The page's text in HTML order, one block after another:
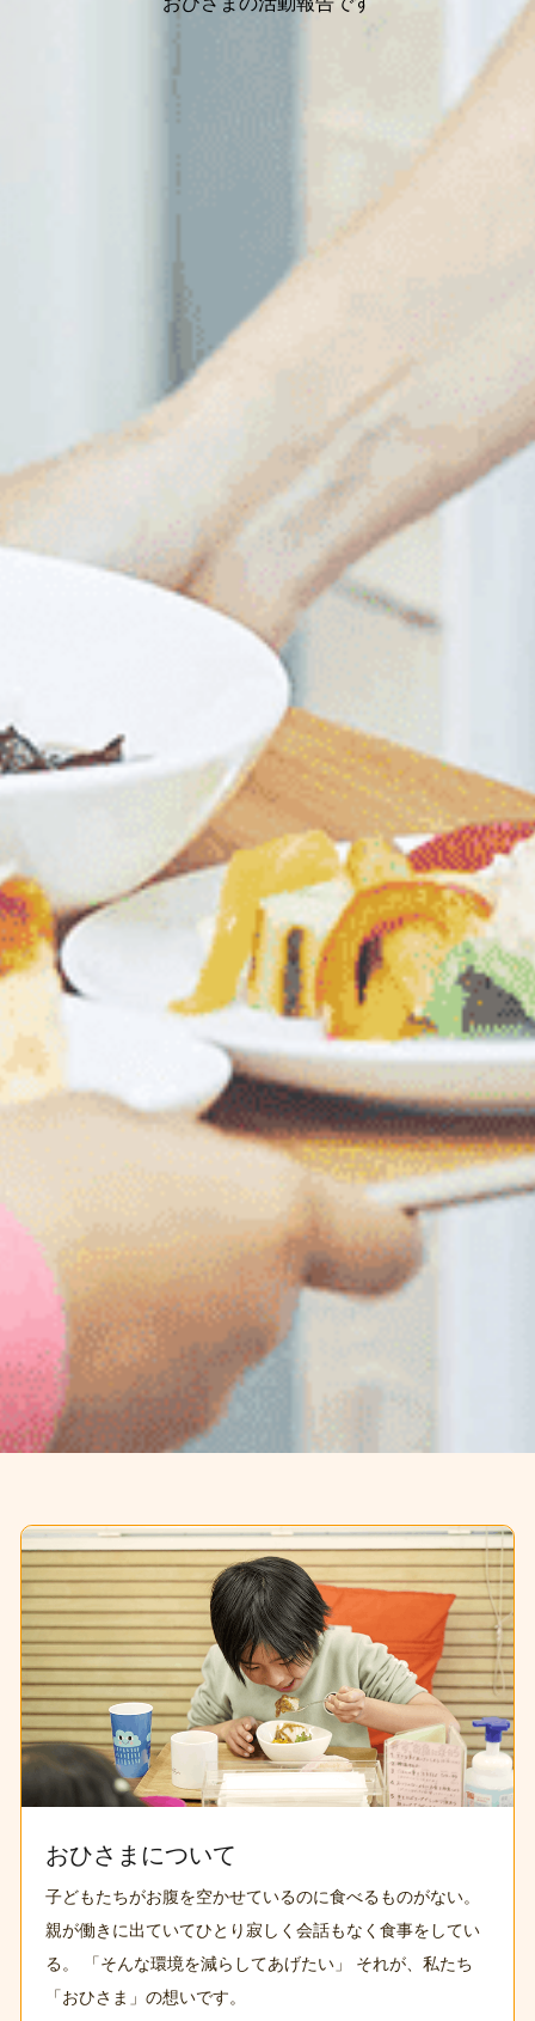
おひさまについて
子どもたちがお腹を空かせているのに食べるものがない。
親が働きに出ていてひとり寂しく会話もなく食事をしてい
る。 「そんな環境を減らしてあげたい」
それが、私たち
「おひさま」の想いです。